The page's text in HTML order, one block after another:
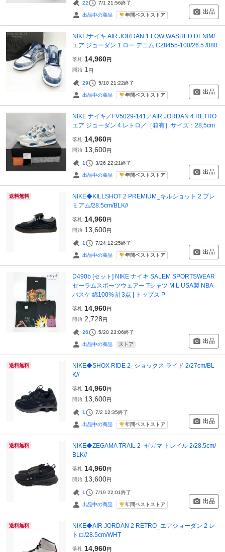
22 7/1 21:56終了
出品中の商品 年間ベストストア 出品
NIKE/ナイキ AIR JORDAN 1 LOW WASHED DENIM/
エア ジョーダン 1 ロー デニム CZ8455-100/26.5 /080
落札 14,960円
開始 1 円
29 5/10 21:22終了
出品中の商品 年間ベストストア 出品
NIKE ナイキ／FV5029-141／AIR JORDAN 4 RETRO
エア ジョーダン 4 レトロ／［箱有］サイズ：28,5cm
落札 14,960円
開始 13,600円
1 3/26 22:21終了
出品中の商品 年間ベストストア 出品
送料無料
NIKE◆KILLSHOT 2 PREMIUM_キルショット 2 プレ
ミアム/28.5cm/BLK//
落札 14,960円
開始 13,600円
1 7/24 12:25終了
出品中の商品 年間ベストストア 出品
D490b [セット] NIKE ナイキ SALEM SPORTSWEAR
セーラムスポーツウェアー Tシャツ M L USA製 NBA
バスケ 綿100% 計3点 | トップス P
落札 14,960円
開始 2,728円
26 5/20 23:06終了
出品中の商品 ストア 出品
送料無料
NIKE◆SHOX RIDE 2_ショックス ライド 2/27cm/BL
K//
落札 14,960円
開始 13,600円
1 7/2 12:35終了
出品中の商品 年間ベストストア 出品
送料無料
NIKE◆ZEGAMA TRAIL 2_ゼガマ トレイル 2/28.5cm/
BLK//
落札 14,960円
開始 13,600円
1 7/19 22:01終了
出品中の商品 年間ベストストア 出品
送料無料
NIKE◆AIR JORDAN 2 RETRO_エアジョーダン 2 レ
トロ/28.5cm/WHT
落札 14,960円